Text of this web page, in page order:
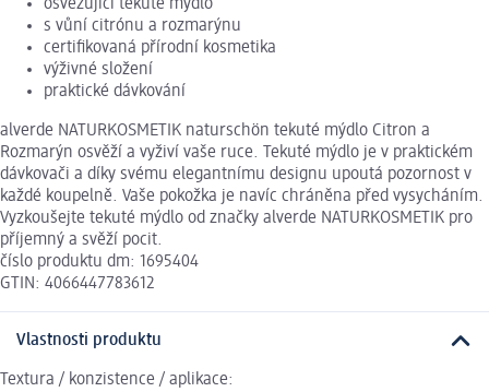
osvěžující tekuté mýdlo
s vůní citrónu a rozmarýnu
certifikovaná přírodní kosmetika
výživné složení
praktické dávkování
alverde NATURKOSMETIK naturschön tekuté mýdlo Citron a
Rozmarýn osvěží a vyživí vaše ruce. Tekuté mýdlo je v praktickém
dávkovači a díky svému elegantnímu designu upoutá pozornost v
každé koupelně. Vaše pokožka je navíc chráněna před vysycháním.
Vyzkoušejte tekuté mýdlo od značky alverde NATURKOSMETIK pro
příjemný a svěží pocit.
číslo produktu dm: 1695404
GTIN: 4066447783612
Vlastnosti produktu
Textura / konzistence / aplikace: